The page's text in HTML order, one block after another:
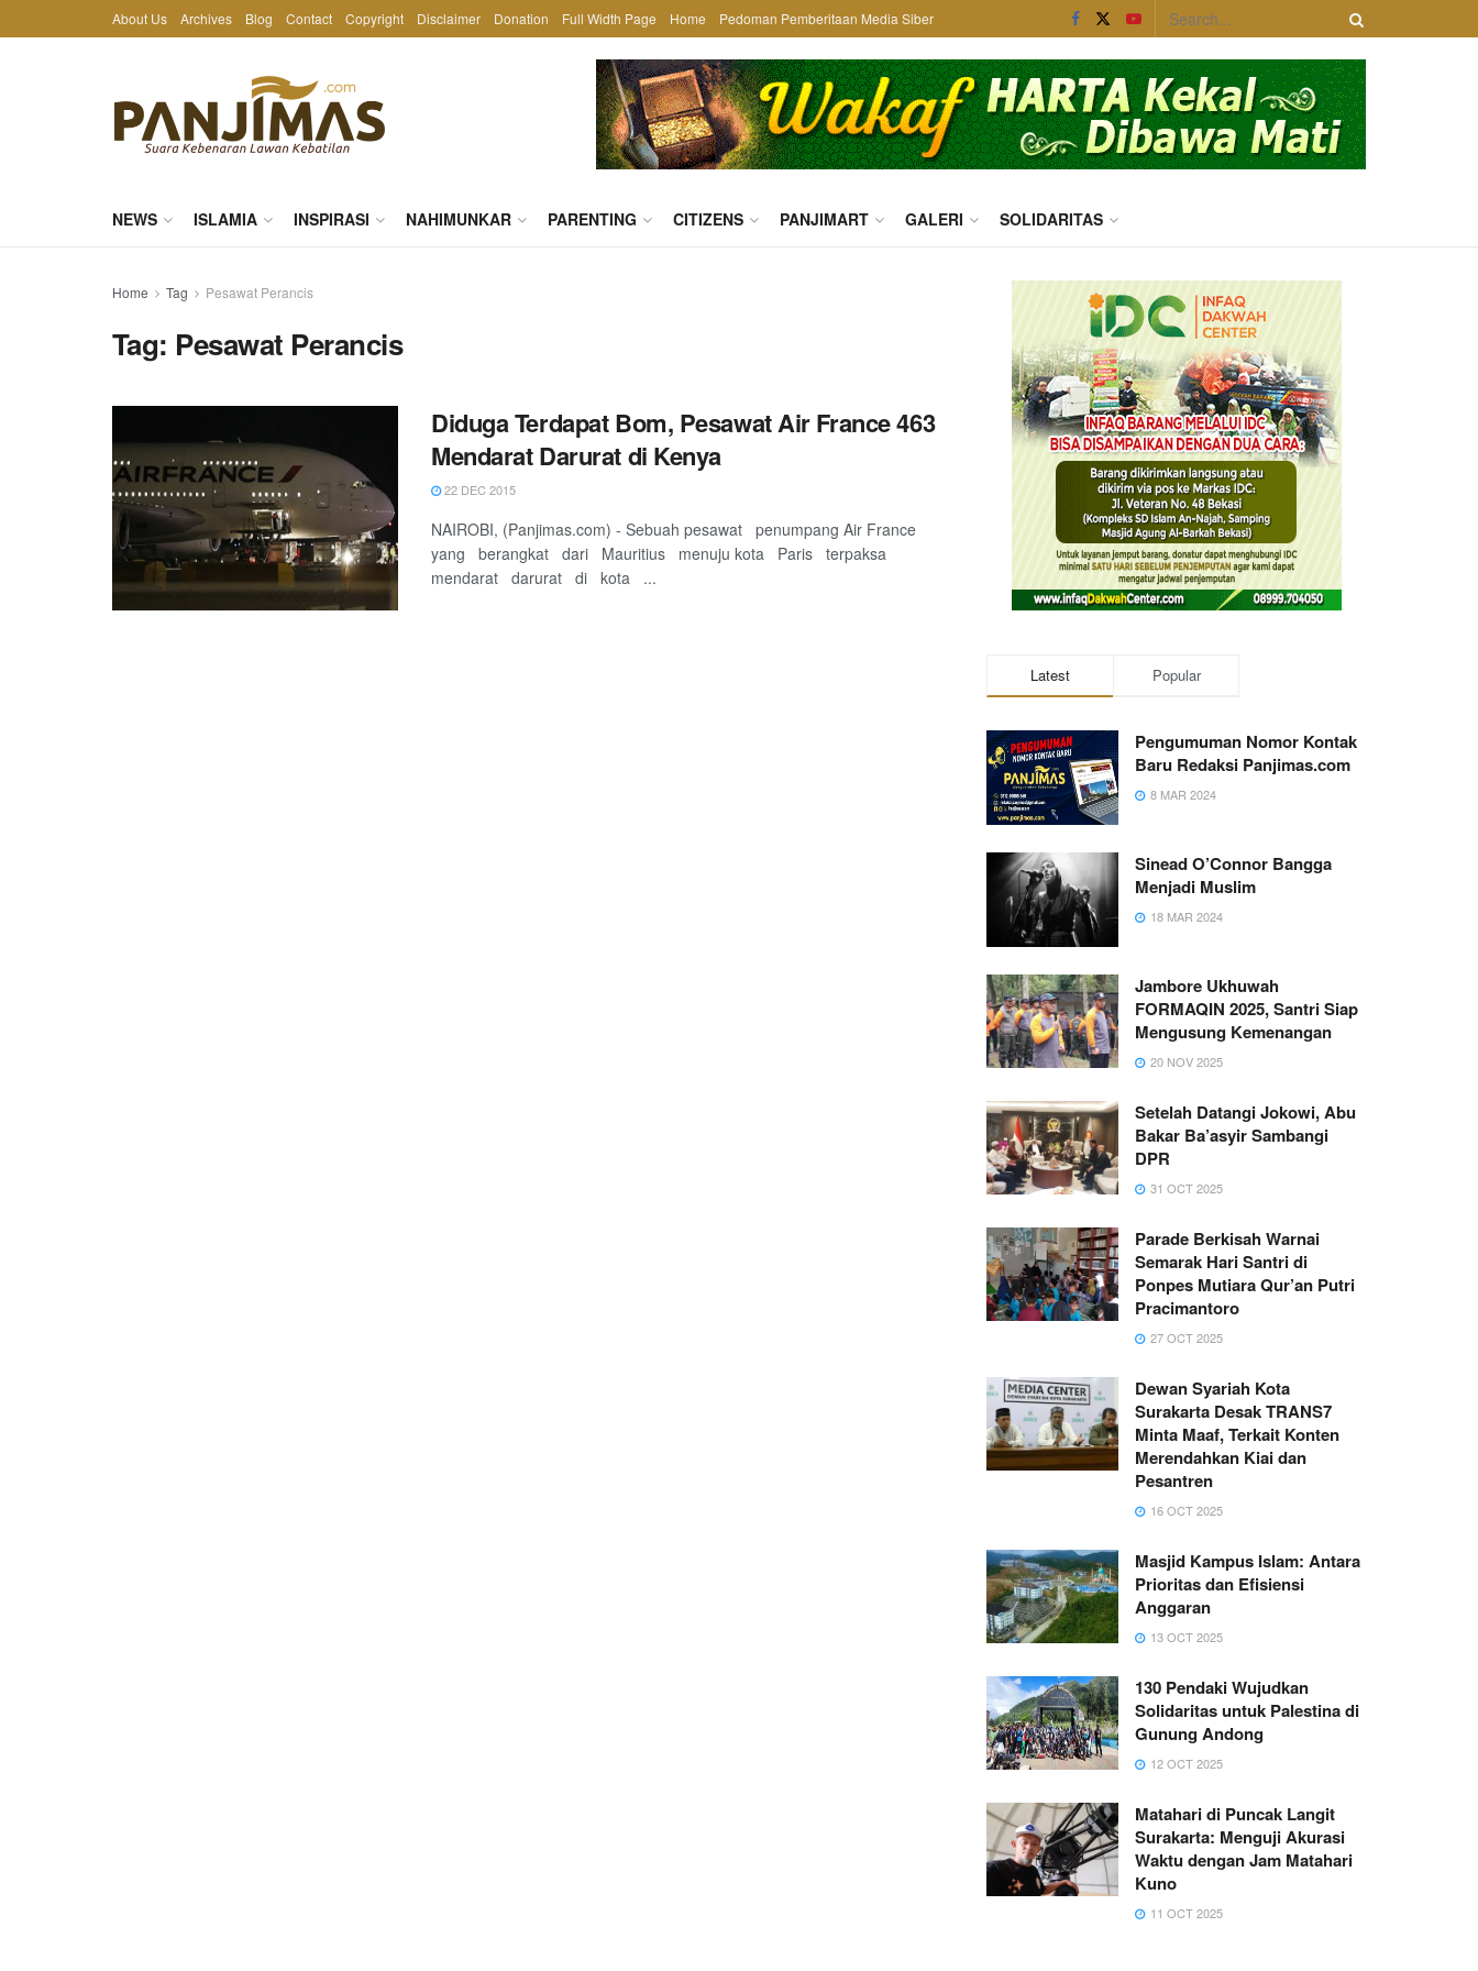
About Us Archives Blog Contact Copyright Disclaimer Donation Full Width Page Home Pedoman Pemberitaan Media Siber
NEWS ISLAMIA INSPIRASI NAHIMUNKAR PARENTING CITIZENS PANJIMART GALERI SOLIDARITAS
Home Tag Pesawat Perancis
Tag: Pesawat Perancis
Diduga Terdapat Bom, Pesawat Air France 463
Mendarat Darurat di Kenya
22 DEC 2015
NAIROBI, (Panjimas.com) - Sebuah pesawat penumpang Air France
yang berangkat dari Mauritius menuju kota Paris terpaksa
mendarat darurat di kota ...
Latest Popular
Pengumuman Nomor Kontak
Baru Redaksi Panjimas.com
8 MAR 2024
Sinead O’Connor Bangga
Menjadi Muslim
18 MAR 2024
Jambore Ukhuwah
FORMAQIN 2025, Santri Siap
Mengusung Kemenangan
20 NOV 2025
Setelah Datangi Jokowi, Abu
Bakar Ba’asyir Sambangi
DPR
31 OCT 2025
Parade Berkisah Warnai
Semarak Hari Santri di
Ponpes Mutiara Qur’an Putri
Pracimantoro
27 OCT 2025
Dewan Syariah Kota
Surakarta Desak TRANS7
Minta Maaf, Terkait Konten
Merendahkan Kiai dan
Pesantren
16 OCT 2025
Masjid Kampus Islam: Antara
Prioritas dan Efisiensi
Anggaran
13 OCT 2025
130 Pendaki Wujudkan
Solidaritas untuk Palestina di
Gunung Andong
12 OCT 2025
Matahari di Puncak Langit
Surakarta: Menguji Akurasi
Waktu dengan Jam Matahari
Kuno
11 OCT 2025